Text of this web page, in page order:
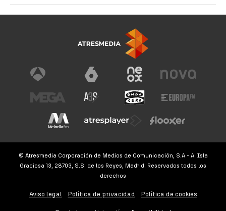
© Atresmedia Corporación de Medios de Comunicación, S.A - A. Isla
Graciosa 13, 28703, S.S. de los Reyes, Madrid. Reservados todos los
derechos
Aviso legal Política de privacidad Política de cookies